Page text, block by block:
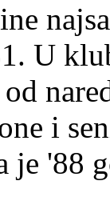
U
i
je '88